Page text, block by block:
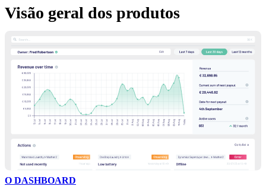
Visão geral dos produtos
O DASHBOARD